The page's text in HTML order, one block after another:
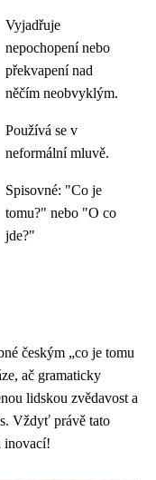
Vyjadřuje
nepochopení nebo
překvapení nad
něčím neobvyklým.
Používá se v
neformální mluvě.
Spisovné: "Co je
tomu?" nebo "O co
jde?"
českým „co je tomu
ač gramaticky
lidskou zvědavost a
Vždyť právě tato
inovací!